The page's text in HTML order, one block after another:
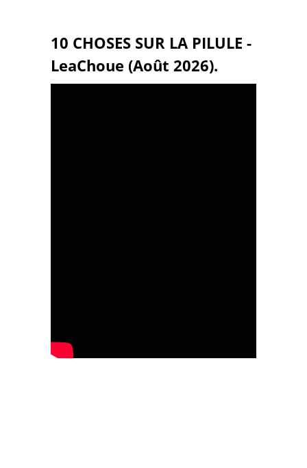
10 CHOSES SUR LA PILULE -
LeaChoue (Août 2026).